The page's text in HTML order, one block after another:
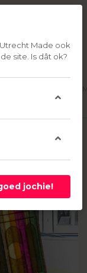
Made ook
site. Is dât ok?
jochie!